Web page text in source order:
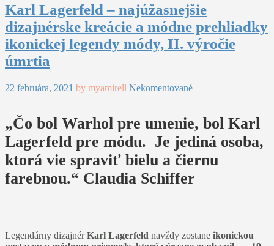
Karl Lagerfeld – najúžasnejšie
dizajnérske kreácie a módne prehliadky
ikonickej legendy módy, II. výročie
úmrtia
22 februára, 2021 by myamirell Nekomentované
„Čo bol Warhol pre umenie, bol Karl
Lagerfeld pre módu. Je jediná osoba,
ktorá vie spraviť bielu a čiernu
farebnou.“ Claudia Schiffer
Legendárny dizajnérKarl Lagerfeld navždy zostane ikonickou